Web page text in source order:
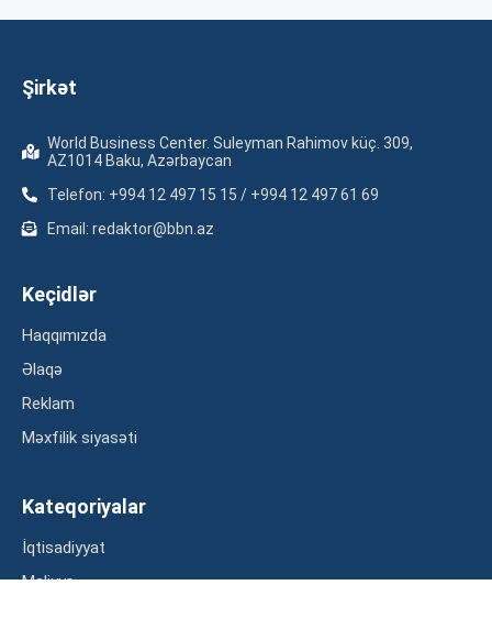
Şirkət
World Business Center. Suleyman Rahimov küç. 309,
AZ1014 Baku, Azərbaycan
Telefon: +994 12 497 15 15 / +994 12 497 61 69
Email: redaktor@bbn.az
Keçidlər
Haqqımızda
Əlaqə
Reklam
Məxfilik siyasəti
Kateqoriyalar
İqtisadiyyat
Maliyyə